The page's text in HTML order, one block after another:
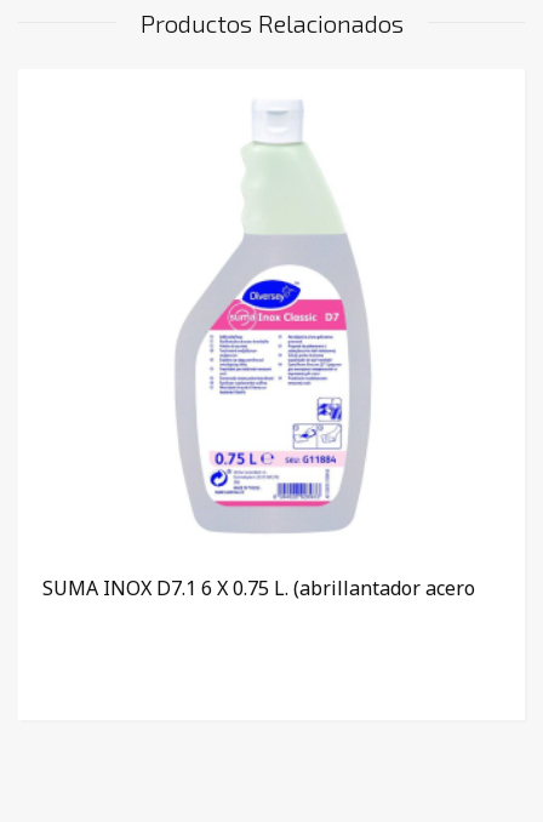
Productos Relacionados
SUMA INOX D7.1 6 X 0.75 L. (abrillantador acero